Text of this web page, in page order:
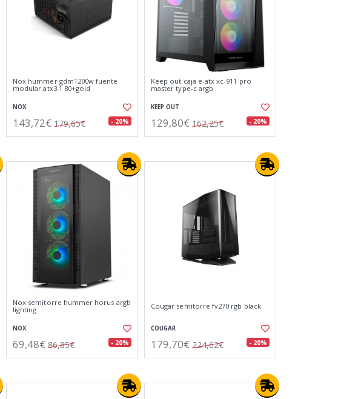
Nox hummer gdm1200w fuente
modular atx3.1 80+gold
NOX
143,72€ 179,65€ - 20%
Keep out caja e-atx xc-911 pro
master type-c argb
KEEP OUT
129,80€ 162,25€ - 20%
Nox semitorre hummer horus argb
lighting
NOX
69,48€ 86,85€ - 20%
Cougar semitorre fv270 rgb black
COUGAR
179,70€ 224,62€ - 20%